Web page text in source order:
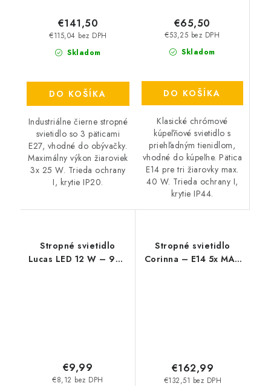
Skladom
€115,04 bez DPH
€141,50
DO KOŠÍKA
Industriálne čierne stropné
svietidlo so 3 päticami
E27, vhodné do obývačky.
Maximálny výkon žiaroviek
3x 25 W. Trieda ochrany
I, krytie IP20.
Skladom
€53,25 bez DPH
€65,50
DO KOŠÍKA
Klasické chrómové
kúpeľňové svietidlo s
priehľadným tienidlom,
vhodné do kúpeľne. Pätica
E14 pre tri žiarovky max.
40 W. Trieda ochrany I,
krytie IP44.
Stropné svietidlo
Lucas LED 12 W – 900
€8,12 bez DPH
€9,99
Stropné svietidlo
Corinna – E14 5x MAX
€132,51 bez DPH
€162,99